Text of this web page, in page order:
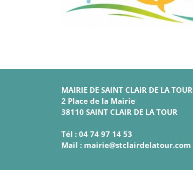
MAIRIE DE SAINT CLAIR DE LA TOUR
2 Place de la Mairie
38110 SAINT CLAIR DE LA TOUR
Tél : 04 74 97 14 53
Mail : mairie@stclairdelatour.com